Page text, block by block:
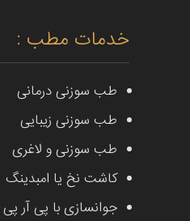
خدمات مطب :
طب سوزنی درمانی
طب سوزنی زیبایی
طب سوزنی و لاغری
کاشت نخ یا امبدینگ
جوانسازی با پی آر پی